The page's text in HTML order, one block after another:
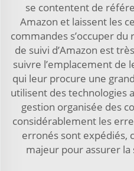
se contentent de
Amazon et laissent les
commandes s’occuper
de suivi d’Amazon est
suivre l’emplacement de
qui leur procure une
utilisent des technologies
gestion organisée des
considérablement les
erronés sont expédiés,
majeur pour assurer